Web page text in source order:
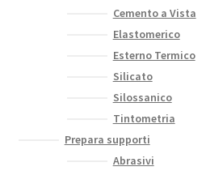
Cemento a Vista
Elastomerico
Esterno Termico
Silicato
Silossanico
Tintometria
Prepara supporti
Abrasivi